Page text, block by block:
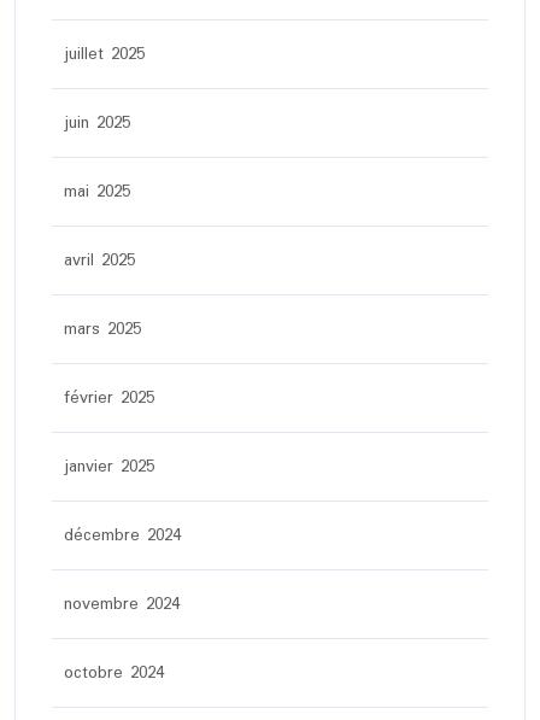
juillet 2025
juin 2025
mai 2025
avril 2025
mars 2025
février 2025
janvier 2025
décembre 2024
novembre 2024
octobre 2024